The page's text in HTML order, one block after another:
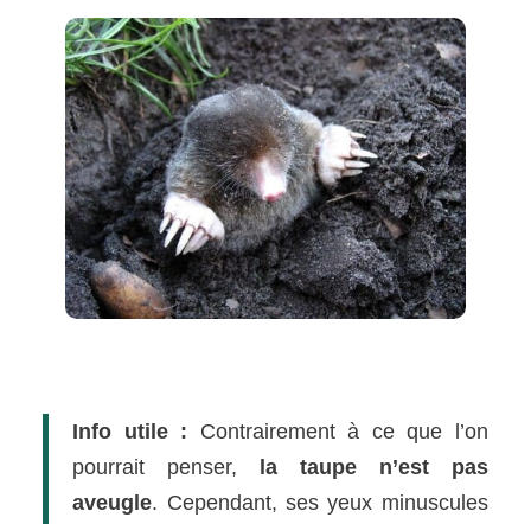
Info utile : Contrairement à ce que l’on
pourrait penser, la taupe n’est pas
aveugle. Cependant, ses yeux minuscules